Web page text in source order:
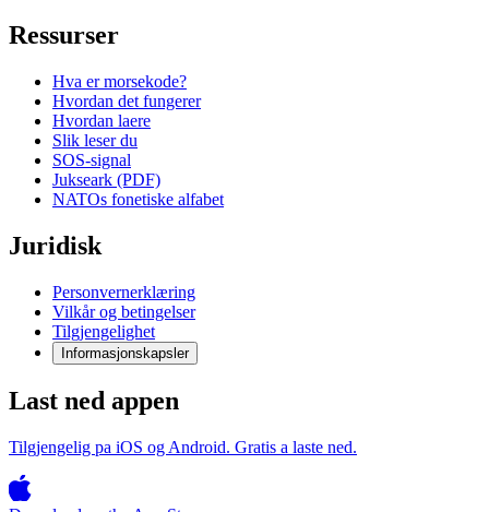
Ressurser
Hva er morsekode?
Hvordan det fungerer
Hvordan laere
Slik leser du
SOS-signal
Jukseark (PDF)
NATOs fonetiske alfabet
Juridisk
Personvernerklæring
Vilkår og betingelser
Tilgjengelighet
Informasjonskapsler
Last ned appen
Tilgjengelig pa iOS og Android. Gratis a laste ned.